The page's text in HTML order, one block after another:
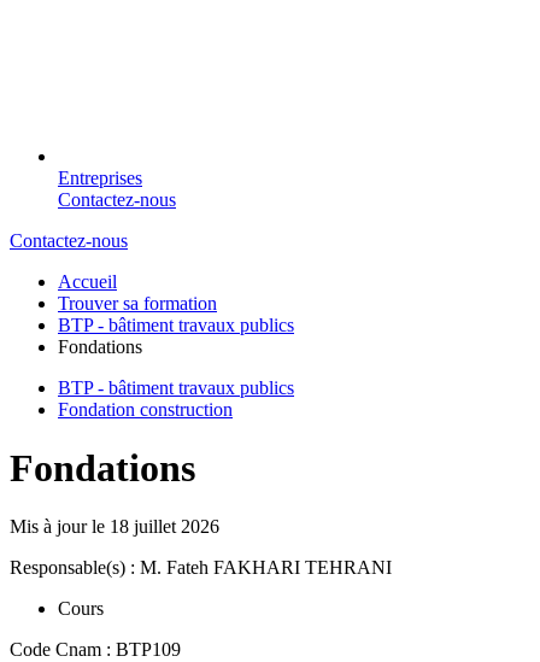
Entreprises
Contactez-nous
Contactez-nous
Accueil
Trouver sa formation
BTP - bâtiment travaux publics
Fondations
BTP - bâtiment travaux publics
Fondation construction
Fondations
Mis à jour le 18 juillet 2026
Responsable(s) : M. Fateh FAKHARI TEHRANI
Cours
Code Cnam : BTP109